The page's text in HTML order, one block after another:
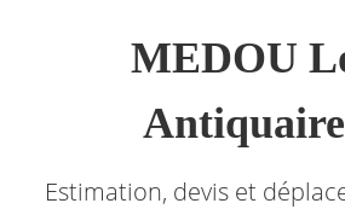
MEDOU
Estimation, devis et